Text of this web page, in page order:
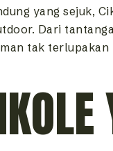
yang sejuk,
Dari
tak terlupakan